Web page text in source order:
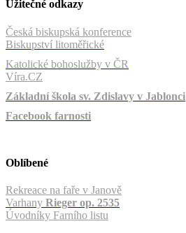
Užitečné odkazy
Česká biskupská konference
Biskupství litoměřické
Katolické bohoslužby v ČR
Víra.CZ
Základní škola sv. Zdislavy v Jablonci
Facebook farnosti
Oblíbené
Rekreace na faře v Janově
Varhany Rieger op. 2535
Úvodníky Farního listu